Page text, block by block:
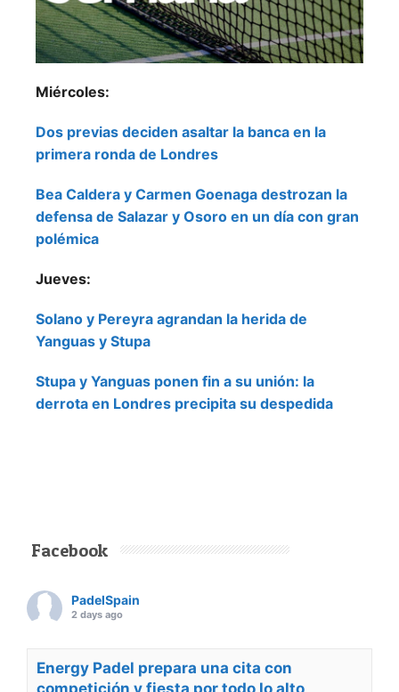
Miércoles:
Dos previas deciden asaltar la banca en la
primera ronda de Londres
Bea Caldera y Carmen Goenaga destrozan la
defensa de Salazar y Osoro en un día con gran
polémica
Jueves:
Solano y Pereyra agrandan la herida de
Yanguas y Stupa
Stupa y Yanguas ponen fin a su unión: la
derrota en Londres precipita su despedida
Facebook
PadelSpain
2 days ago
Energy Padel prepara una cita con